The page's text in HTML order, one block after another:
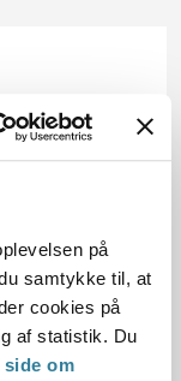
på
samtykke til, at
cookies på
af statistik. Du
om